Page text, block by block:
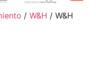
/ W&H / W&H